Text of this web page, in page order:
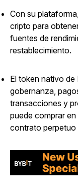
Con su
cripto para
fuentes de
restablecimiento.
El token nativo de
gobernanza,
transacciones y
puede comprar
contrato perpetuo